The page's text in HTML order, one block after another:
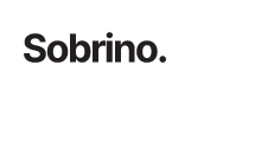
contenido